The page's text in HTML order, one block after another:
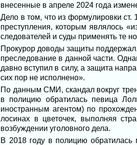
внесенные в апреле 2024 года
Дело в том, что из формулировки
преступления, которым являлось
следователей и суды применять те
Прокурор доводы защиты поддержал.
преследование в данной части.
давно вступил в силу, а защита
сих пор не исполнено».
По данным СМИ, скандал вокруг
в полицию обратилась певица
иностранным агентом) по
лосинах в цветочек, выполняя
возбуждении уголовного дела.
В 2018 году в полицию обратилась